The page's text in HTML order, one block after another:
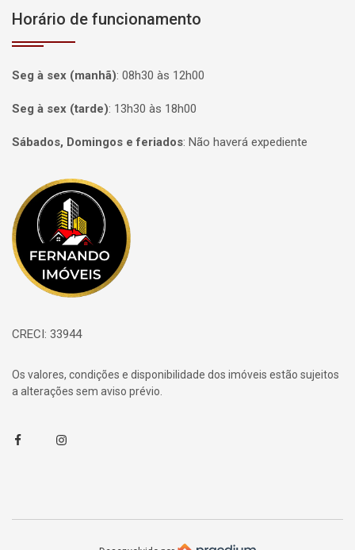
Horário de funcionamento
Seg à sex (manhã): 08h30 às 12h00
Seg à sex (tarde): 13h30 às 18h00
Sábados, Domingos e feriados: Não haverá expediente
Página inicial
CRECI: 33944
Os valores, condições e disponibilidade dos imóveis estão sujeitos
a alterações sem aviso prévio.
FacebookInstagram